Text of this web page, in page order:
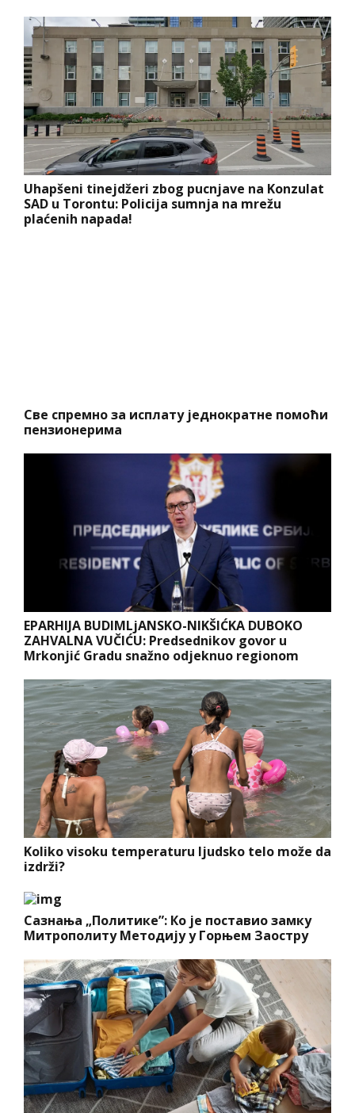
Uhapšeni tinejdžeri zbog pucnjave na Konzulat
SAD u Torontu: Policija sumnja na mrežu
plaćenih napada!
Све спремно за исплату једнократне помоћи
пензионерима
EPARHIJA BUDIMLjANSKO-NIKŠIĆKA DUBOKO
ZAHVALNA VUČIĆU: Predsednikov govor u
Mrkonjić Gradu snažno odjeknuo regionom
Koliko visoku temperaturu ljudsko telo može da
izdrži?
Сазнања „Политике”: Ко је поставио замку
Митрополиту Методију у Горњем Заостру